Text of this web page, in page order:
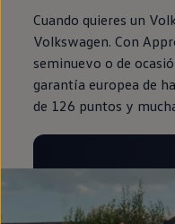
Cuando quieres un
Volkswagen. Con
seminuevo o de
garantía europea de
de 126 puntos y